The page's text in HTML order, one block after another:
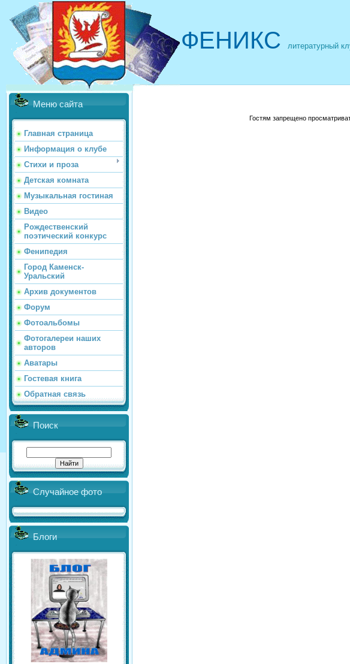
ФЕНИКС литературный
Меню сайта
Главная страница
Информация о клубе
Стихи и проза
Детская комната
Музыкальная гостиная
Видео
Рождественский
поэтический конкурс
Фенипедия
Город Каменск-
Уральский
Архив документов
Форум
Фотоальбомы
Фотогалереи наших
авторов
Аватары
Гостевая книга
Обратная связь
Поиск
Случайное фото
Блоги
Гостям запрещено